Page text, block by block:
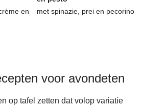
en
met spinazie, prei en pecorino
voor avondeten
op tafel zetten dat volop variatie